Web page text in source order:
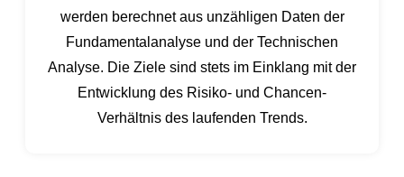
werden berechnet aus unzähligen Daten der
Fundamentalanalyse und der Technischen
Analyse. Die Ziele sind stets im Einklang mit der
Entwicklung des Risiko- und Chancen-
Verhältnis des laufenden Trends.